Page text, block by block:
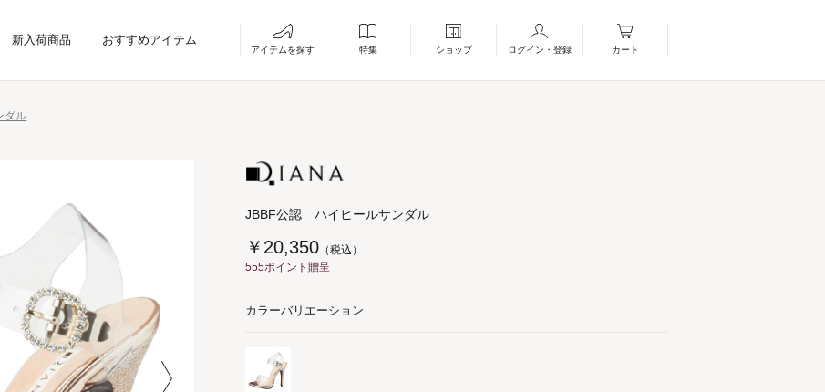
新入荷商品 おすすめアイテム
アイテムを探す 特集 ショップ ログイン・登録 カート
ダル
JBBF公認 ハイヒールサンダル
￥20,350 （税込）
555ポイント贈呈
カラーバリエーション